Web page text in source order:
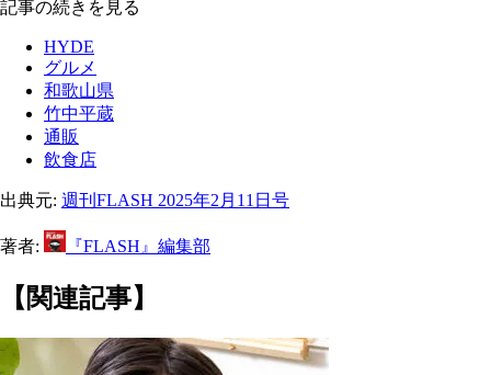
記事の続きを見る
HYDE
グルメ
和歌山県
竹中平蔵
通販
飲食店
出典元: 週刊FLASH 2025年2月11日号
著者: 『FLASH』編集部
【関連記事】